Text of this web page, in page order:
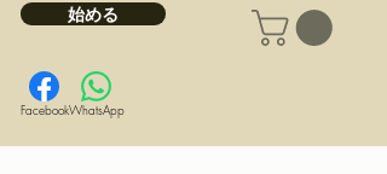
始める
FacebookWhatsApp